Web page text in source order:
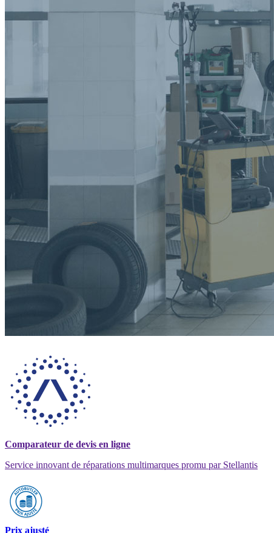
Comparateur de devis en ligne
Service innovant de réparations multimarques promu par Stellantis
Prix ajusté